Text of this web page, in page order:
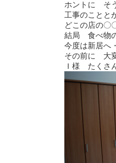
ホントに そ
工事のことと
どこの店の〇
結局 食べ物
今度は新居へ
その前に 大
Ｉ様 たくさ